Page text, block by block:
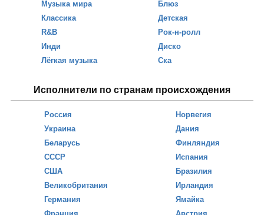
Музыка мира
Классика
R&B
Инди
Лёгкая музыка
Блюз
Детская
Рок-н-ролл
Диско
Ска
Исполнители по странам происхождения
Россия
Украина
Беларусь
СССР
США
Великобритания
Германия
Норвегия
Дания
Финляндия
Испания
Бразилия
Ирландия
Ямайка